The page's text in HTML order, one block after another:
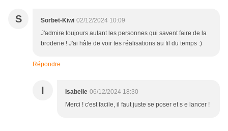
S Sorbet-Kiwi 02/12/2024 10:09
J'admire toujours autant les personnes qui savent faire de la
broderie ! J'ai hâte de voir tes réalisations au fil du temps :)
Répondre
I Isabelle 06/12/2024 18:30
Merci ! c'est facile, il faut juste se poser et s e lancer !